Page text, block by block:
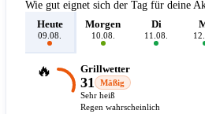
Wie gut eignet sich der Tag für deine
Heute
09.08.
Morgen
10.08.
Di
11.08.
🔥 Grillwetter
31
Mäßig
Sehr heiß
Regen wahrscheinlich